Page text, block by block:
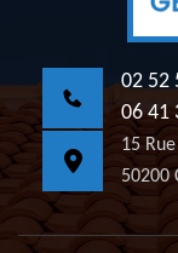
02 52
06 41
15
50200